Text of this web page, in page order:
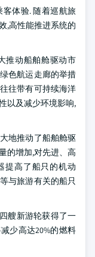
体验. 随着巡航旅
,高性能推进系统的
推动船舶舱驱动市
色航运走廊的举措
往带有可持续海洋
以及减少环境影响,
地推动了船舶舱驱
的增加,对先进、高
提高了船只的机动
与旅游有关的船只
艘新游轮获得了一
少高达20%的燃料